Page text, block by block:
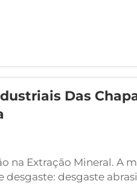
Das
na Extração Mineral. A
desgaste